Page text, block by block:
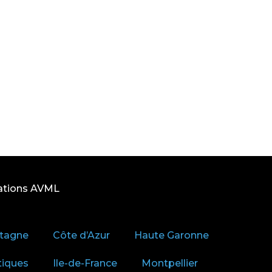
AVML
Côte d’Azur Haute Garonne
Ile-de-France Montpellier